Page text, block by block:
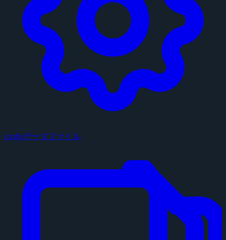
configデータファイル